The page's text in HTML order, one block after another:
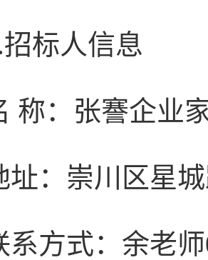
招标人信息
称：张謇企业
址：崇川区星
系方式：余老师